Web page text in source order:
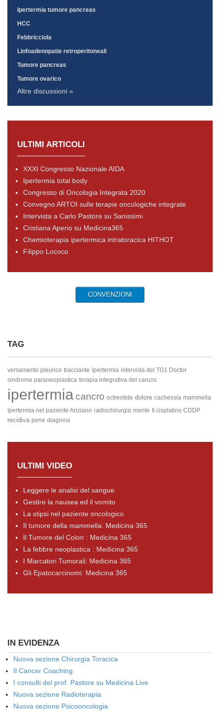
Ipertermia tumore pancreas
HCC
Febbricciola
Linfoadenopatie retroperitoneali
Tumore pancreas
Tumore ovarico
Altre discussioni »
ULTIMI ARTICOLI
XXXI Congresso Nazionale AIDA
Ipertermia total body
Congresso di Oncologia Integrata 2020
Convegno ARTOI sulle terapie oncologiche integrate
Intervista a Carlo Pastore su Sanissimi
Cristiana Aperio su Medicina365
Chemioterapia ipertermica intratoracica HITHOT
Filippo Lococo
CONVENZIONI
TAG
versamento pleurico tracciante Ipertermia intervista del TG1 Doctor
sindrome paraneoplastica terapia integrativa del cancro
ipertermia cancro octreotide dolore cachessia mammella
Ipertermia nel paziente Anziano radiochirurgia mente Il cisplatino CDDP
recidiva pene diagnosi
ULTIMI VIDEO
Leggere le analisi del sangue
Gestire la nausea ed il vomito
La stipsi nel paziente oncologico
Il tumore della mammella: Medicina 365
Il Tumore del Colon : Medicina 365
La febbre neoplastica : Medicina 365
I Marcatori Tumorali: Medicina 365
Gli Epatocarcinomi: Medicina 365
IN EVIDENZA
Nuova sezione Chirurgia Toracica
Il Cancer Coaching
I consulti del prof. Pastore su Medicina Live
Nuova sezione Radioterapia
Nuova sezione Psicooncologia